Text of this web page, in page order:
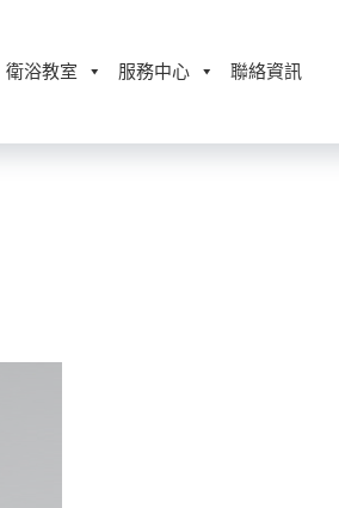
衛浴教室 服務中心 聯絡資訊